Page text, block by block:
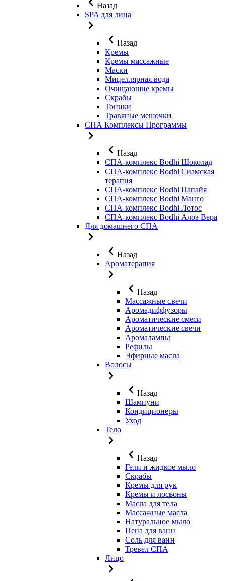
Назад
SPA для лица
Назад
Кремы
Кремы массажные
Маски
Мицеллярная вода
Очищающие кремы
Скрабы
Тоники
Травяные мешочки
СПА Комплексы Программы
Назад
СПА-комплекс Bodhi Шоколад
СПА-комплекс Bodhi Сиамская
терапия
СПА-комплекс Bodhi Папайя
СПА-комплекс Bodhi Манго
СПА-комплекс Bodhi Лотос
СПА-комплекс Bodhi Алоэ Вера
Для домашнего СПА
Назад
Ароматерапия
Назад
Массажные свечи
Аромадиффузоры
Ароматические смеси
Ароматические свечи
Аромалампы
Рефилы
Эфирные масла
Волосы
Назад
Шампуни
Кондиционеры
Уход
Тело
Назад
Гели и жидкое мыло
Скрабы
Кремы для рук
Кремы и лосьоны
Масла для тела
Массажные масла
Натуральное мыло
Пена для ванн
Соль для ванн
Тревел СПА
Лицо